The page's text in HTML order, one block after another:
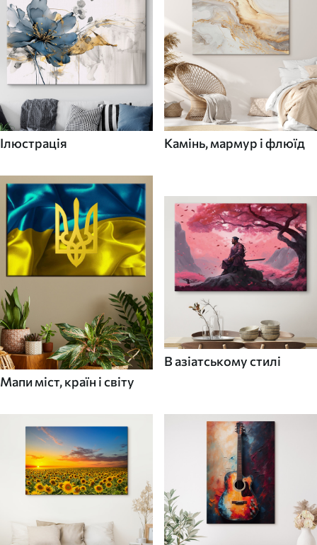
Ілюстрація Камінь, мармур і флюїд
Мапи міст, країн і світу
В азіатському стилі